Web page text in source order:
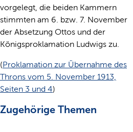
vorgelegt, die beiden Kammern
stimmten am 6. bzw. 7. November
der Absetzung Ottos und der
Königsproklamation Ludwigs zu.
(Proklamation zur Übernahme des
Throns vom 5. November 1913,
Seiten 3 und 4)
Zugehörige Themen